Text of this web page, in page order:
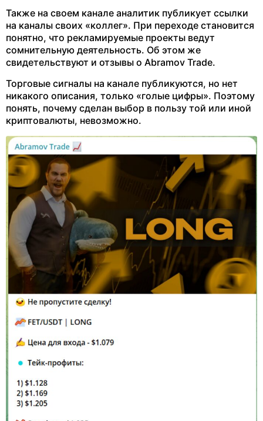
Также на своем канале аналитик публикует ссылки
на каналы своих «коллег». При переходе становится
понятно, что рекламируемые проекты ведут
сомнительную деятельность. Об этом же
свидетельствуют и отзывы о Abramov Trade.
Торговые сигналы на канале публикуются, но нет
никакого описания, только «голые цифры». Поэтому
понять, почему сделан выбор в пользу той или иной
криптовалюты, невозможно.